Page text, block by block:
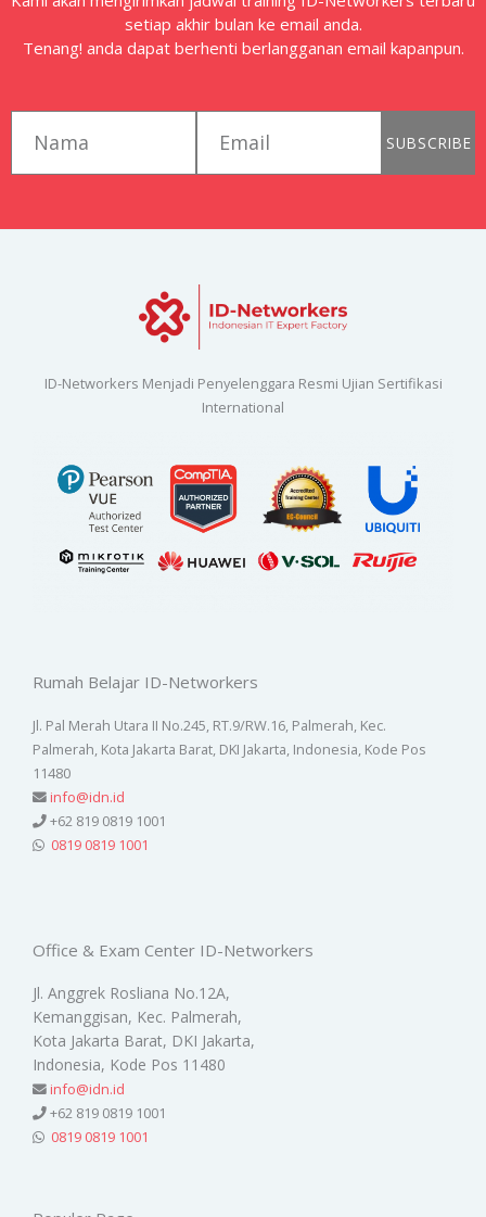
setiap akhir bulan ke email anda.
Tenang! anda dapat berhenti berlangganan email kapanpun.
SUBSCRIBE
ID-Networkers Menjadi Penyelenggara Resmi Ujian Sertifikasi
International
Rumah Belajar ID-Networkers
Jl. Pal Merah Utara II No.245, RT.9/RW.16, Palmerah, Kec.
Palmerah, Kota Jakarta Barat, DKI Jakarta, Indonesia, Kode Pos
11480
info@idn.id
+62 819 0819 1001
0819 0819 1001
Office & Exam Center ID-Networkers
Jl. Anggrek Rosliana No.12A,
Kemanggisan, Kec. Palmerah,
Kota Jakarta Barat, DKI Jakarta,
Indonesia, Kode Pos 11480
info@idn.id
+62 819 0819 1001
0819 0819 1001